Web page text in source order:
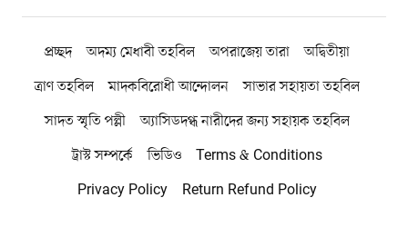
প্রচ্ছদ অদম্য মেধাবী তহবিল অপরাজেয় তারা
অদ্বিতীয়া
ত্রাণ তহবিল
মাদকবিরোধী আন্দোলন
সাভার সহায়তা তহবিল
সাদত স্মৃতি পল্লী
অ্যাসিডদগ্ধ নারীদের জন্য সহায়ক তহবিল
ট্রাস্ট সম্পর্কে
ভিডিও
Terms & Conditions
Privacy Policy
Return Refund Policy